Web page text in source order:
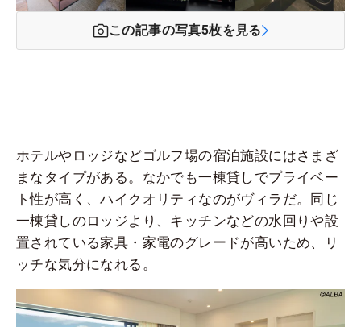
この記事の写真5枚を見る
ホテルやロッジなどゴルフ場の宿泊施設にはさまざ
まなタイプがある。なかでも一棟貸しでプライベー
ト性が高く、ハイクオリティなのがヴィラだ。同じ
一棟貸しのロッジより、キッチンなどの水回りや設
置されている家具・家電のグレードが高いため、リ
ッチな気分になれる。